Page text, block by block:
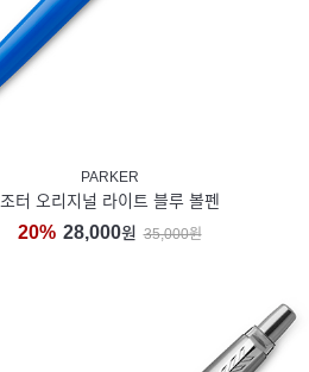
PARKER
조터 오리지널 라이트 블루 볼펜
20% 28,000원 35,000원